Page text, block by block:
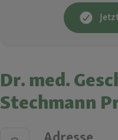
Dr. med.
Stechmann